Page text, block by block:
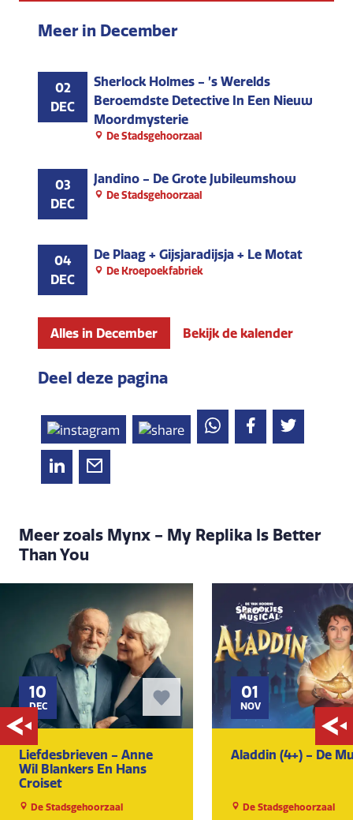
Meer in December
02
DEC
Sherlock Holmes - ’s Werelds
Beroemdste Detective In Een Nieuw
Moordmysterie
De Stadsgehoorzaal
03
DEC
Jandino - De Grote Jubileumshow
De Stadsgehoorzaal
04
DEC
De Plaag + Gijsjaradijsja + Le Motat
De Kroepoekfabriek
Alles in December Bekijk de kalender
Deel deze pagina
Meer zoals Mynx - My Replika Is Better
Than You
10
DEC
Liefdesbrieven - Anne
Wil Blankers En Hans
Croiset
De Stadsgehoorzaal
01
NOV
Aladdin (4+) - De
De Stadsgehoorzaal